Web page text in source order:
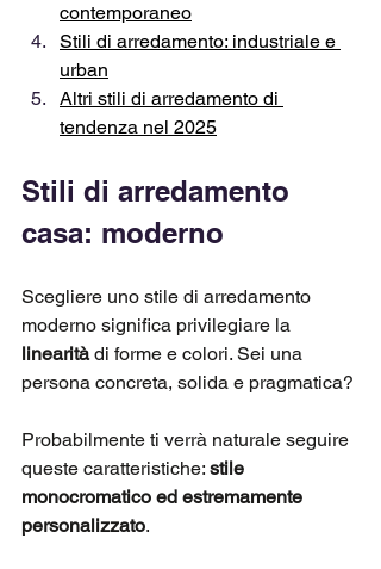
contemporaneo
Stili di arredamento: industriale e
urban
Altri stili di arredamento di
tendenza nel 2025
Stili di arredamento
casa: moderno
Scegliere uno stile di arredamento
moderno significa privilegiare la
linearità di forme e colori. Sei una
persona concreta, solida e pragmatica?
Probabilmente ti verrà naturale seguire
queste caratteristiche: stile
monocromatico ed estremamente
personalizzato.